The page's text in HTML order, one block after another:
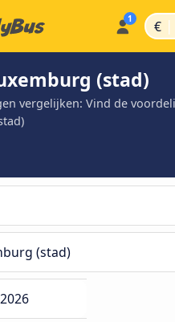
€ |
(stad)
vergelijken: Vind de